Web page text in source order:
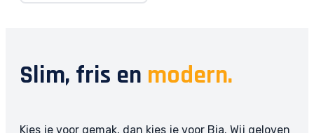
Slim, fris en modern.
Kies je voor gemak, dan kies je voor Bia. Wij geloven